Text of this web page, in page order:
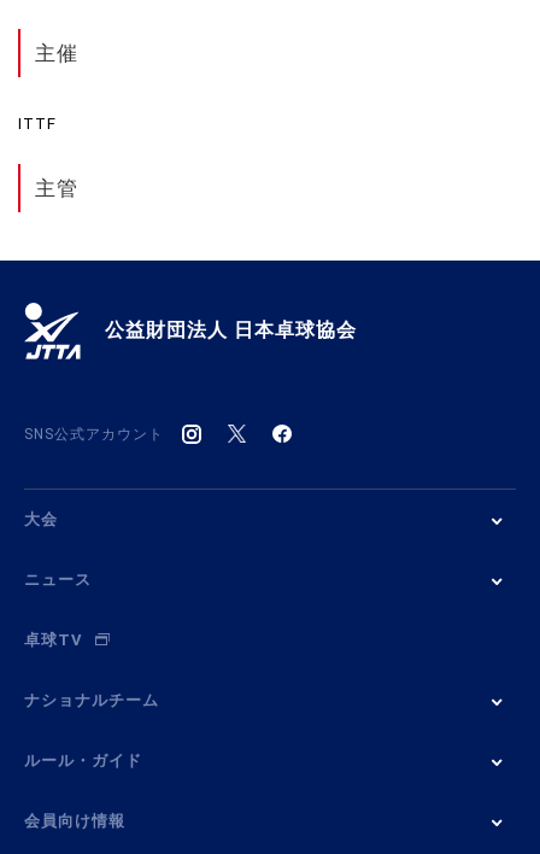
主催
ITTF
主管
公益財団法人 日本卓球協会
SNS公式アカウント
大会
ニュース
卓球TV
ナショナルチーム
ルール・ガイド
会員向け情報